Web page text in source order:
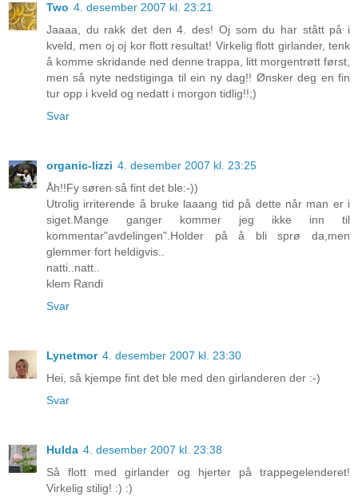
Two 4. desember 2007 kl. 23:21
Jaaaa, du rakk det den 4. des! Oj som du har stått på i
kveld, men oj oj kor flott resultat! Virkelig flott girlander, tenk
å komme skridande ned denne trappa, litt morgentrøtt først,
men så nyte nedstiginga til ein ny dag!! Ønsker deg en fin
tur opp i kveld og nedatt i morgon tidlig!!;)
Svar
organic-lizzi 4. desember 2007 kl. 23:25
Åh!!Fy søren så fint det ble:-))
Utrolig irriterende å bruke laaang tid på dette når man er i
siget.Mange ganger kommer jeg ikke inn til
kommentar"avdelingen".Holder på å bli sprø da,men
glemmer fort heldigvis..
natti..natt..
klem Randi
Svar
Lynetmor 4. desember 2007 kl. 23:30
Hei, så kjempe fint det ble med den girlanderen der :-)
Svar
Hulda 4. desember 2007 kl. 23:38
Så flott med girlander og hjerter på trappegelenderet!
Virkelig stilig! :) :)